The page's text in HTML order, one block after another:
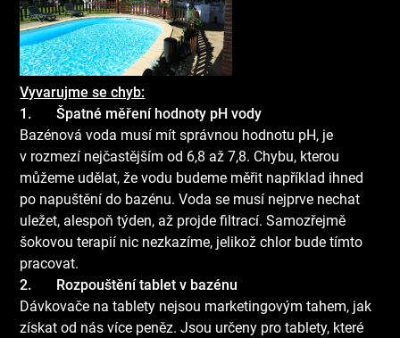
Vyvarujme se chyb:
1.Špatné měření hodnoty pH vody
Bazénová voda musí mít správnou hodnotu pH, je
v rozmezí nejčastějším od 6,8 až 7,8. Chybu, kterou
můžeme udělat, že vodu budeme měřit například ihned
po napuštění do bazénu. Voda se musí nejprve nechat
uležet, alespoň týden, až projde filtrací. Samozřejmě
šokovou terapií nic nezkazíme, jelikož chlor bude tímto
pracovat.
2.
Rozpouštění tablet v bazénu
Dávkovače na tablety nejsou marketingovým tahem, jak
získat od nás více peněz. Jsou určeny pro tablety, které